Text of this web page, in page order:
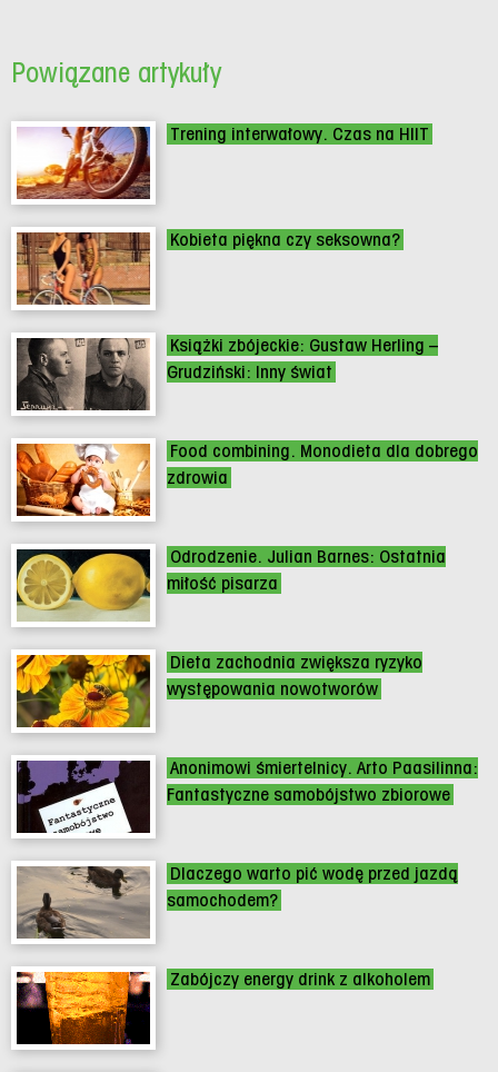
Powiązane artykuły
Trening interwałowy. Czas na HIIT
Kobieta piękna czy seksowna?
Książki zbójeckie: Gustaw Herling –
Grudziński: Inny świat
Food combining. Monodieta dla dobrego
zdrowia
Odrodzenie. Julian Barnes: Ostatnia
miłość pisarza
Dieta zachodnia zwiększa ryzyko
występowania nowotworów
Anonimowi śmiertelnicy. Arto Paasilinna:
Fantastyczne samobójstwo zbiorowe
Dlaczego warto pić wodę przed jazdą
samochodem?
Zabójczy energy drink z alkoholem